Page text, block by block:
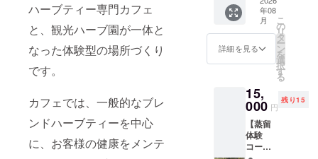
ハーブティー専門カフェ
と、観光ハーブ園が一体と
なった体験型の場所づくり
です。
カフェでは、一般的なブレ
ンドハーブティーを中心
に、お客様の健康をメンテ
ご案内
しま
す。
（全7種
類・各1
点ずつ
の特別
セッ
粘着）
屋外耐
候型
シール
・サイ
ズ デザ
い。 ●
数量：
１セッ
ト（７
寧に育
て、低
温で
しっか
りと香
りを閉
ハーブ
ティー
体験を
提供し
ます（1
名/１時
験） 自
社農園
で育て
た新鮮
なハー
ブを、
年08
月
詳細を見る
こ
の
リ
タ
ー
ン
を
選
択
す
る
15,
000 円
残り15
【蒸留
体験
コース